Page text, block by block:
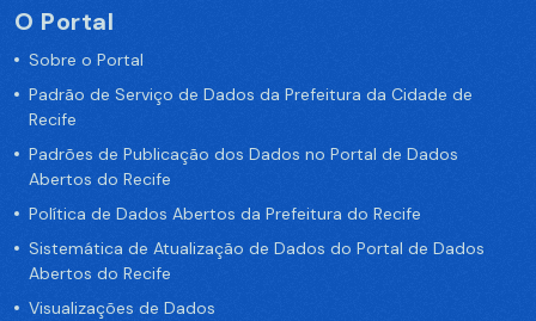
O Portal
Sobre o Portal
Padrão de Serviço de Dados da Prefeitura da Cidade de
Recife
Padrões de Publicação dos Dados no Portal de Dados
Abertos do Recife
Política de Dados Abertos da Prefeitura do Recife
Sistemática de Atualização de Dados do Portal de Dados
Abertos do Recife
Visualizações de Dados